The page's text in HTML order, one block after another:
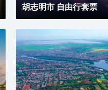
胡志明市 自由行套票